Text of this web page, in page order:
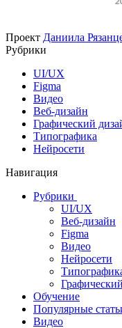
Проект Даниила
Рубрики
UI/UX
Figma
Видео
Веб-дизайн
Графический
Типографика
Нейросети
Навигация
Рубрики
UI/UX
Веб-дизайн
Figma
Видео
Нейросети
Обучение
Популярные
Видео